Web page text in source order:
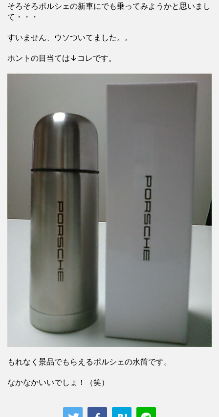
そろそろポルシェの新車にでも乗ってみようかと思いまし
て・・・
すいません、ウソついてました。。
ホントの目当ては↓コレです。
もれなく景品でもらえるポルシェの水筒です。
なかなかいいでしょ！（笑）